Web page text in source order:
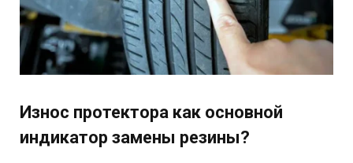
Износ протектора как основной
индикатор замены резины?